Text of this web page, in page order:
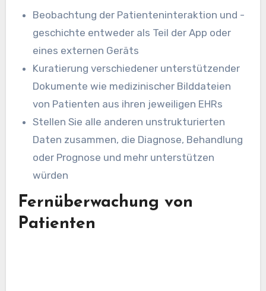
Beobachtung der Patienteninteraktion und -
geschichte entweder als Teil der App oder
eines externen Geräts
Kuratierung verschiedener unterstützender
Dokumente wie medizinischer Bilddateien
von Patienten aus ihren jeweiligen EHRs
Stellen Sie alle anderen unstrukturierten
Daten zusammen, die Diagnose, Behandlung
oder Prognose und mehr unterstützen
würden
Fernüberwachung von
Patienten